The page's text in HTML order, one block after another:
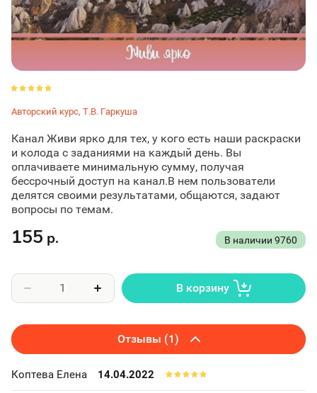
Авторский курс, Т.В. Гаркуша
Канал Живи ярко для тех, у кого есть наши раскраски
и колода с заданиями на каждый день. Вы
оплачиваете минимальную сумму, получая
бессрочный доступ на канал.В нем пользователи
делятся своими результатами, общаются, задают
вопросы по темам.
В наличии 9760
155 р.
В корзину
Отзывы (1)
Коптева Елена 14.04.2022